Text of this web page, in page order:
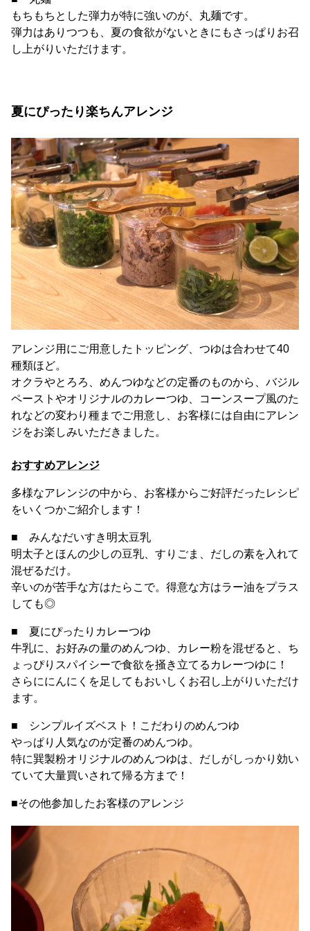
もちもちとした弾力が特に強いのが、丸麺です。
弾力はありつつも、夏の食欲がないときにもさっぱりお召
し上がりいただけます。
夏にぴったり楽ちんアレンジ
アレンジ用にご用意したトッピング、つゆは合わせて40
種類ほど。
オクラやとろろ、めんつゆなどの定番のものから、バジル
ペーストやオリジナルのカレーつゆ、コーンスープ風のた
れなどの変わり種までご用意し、お客様には自由にアレン
ジをお楽しみいただきました。
おすすめアレンジ
多様なアレンジの中から、お客様からご好評だったレシピ
をいくつかご紹介します！
■ みんなだいすき明太豆乳
明太子とほんの少しの豆乳、すりごま、だしの素を入れて
混ぜるだけ。
辛いのが苦手な方はたらこで。得意な方はラー油をプラス
しても◎
■ 夏にぴったりカレーつゆ
牛乳に、お好みの量のめんつゆ、カレー粉を混ぜると、ち
ょっぴりスパイシーで食欲を掻き立てるカレーつゆに！
さらににんにくを足してもおいしくお召し上がりいただけ
ます。
■ シンプルイズベスト！こだわりのめんつゆ
やっぱり人気なのが定番のめんつゆ。
特に巽製粉オリジナルのめんつゆは、だしがしっかり効い
ていて大量買いされて帰る方まで！
■その他参加したお客様のアレンジ